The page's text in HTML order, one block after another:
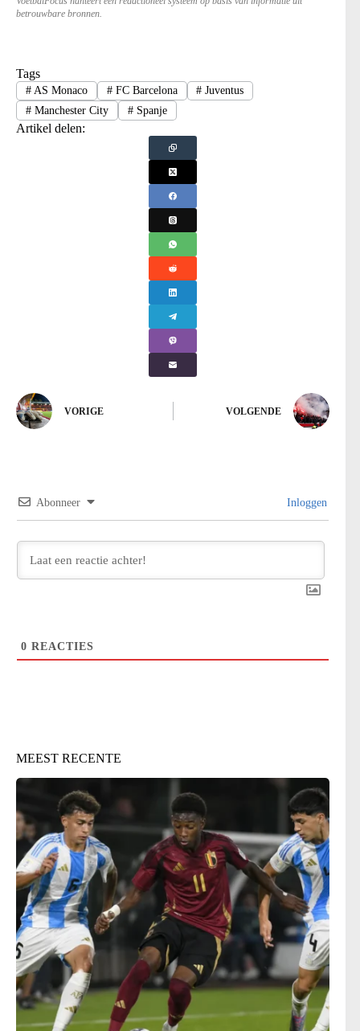
betrouwbare bronnen.
Tags
#AS Monaco #FC Barcelona # Juventus
#Manchester City #Spanje
Artikel delen:
VORIGE VOLGENDE
Abonneer Inloggen
0 REACTIES
MEEST RECENTE